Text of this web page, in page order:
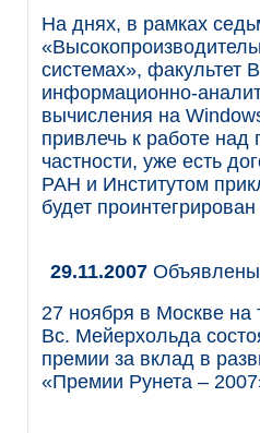
На днях, в рамках
системах», факультет
информационно-
вычисления на
привлечь к работе над
частности, уже есть
РАН и Институтом
будет
29.11.2007
27 ноября в Москве на
Вс. Мейерхольда
премии за вклад в
«Премии Рунета –